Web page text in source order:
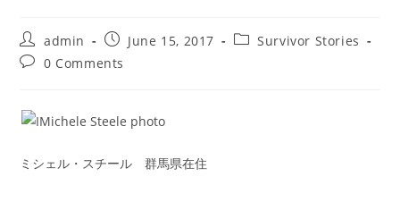
Post
author:
admin
Post
published:
June 15, 2017
PostSurvivor Stories
Post0 Comments
ミシェル・スチール 群馬県在住